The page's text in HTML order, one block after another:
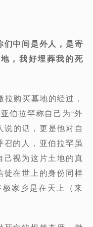
们中间是外人，是寄
，我好埋葬我的死
购买墓地的经过，
伯拉罕称自己为“外
说的话，更是他对自
的人，亚伯拉罕虽
己视为这片土地的真
徒在世上的身份同样
极家乡是在天上（来